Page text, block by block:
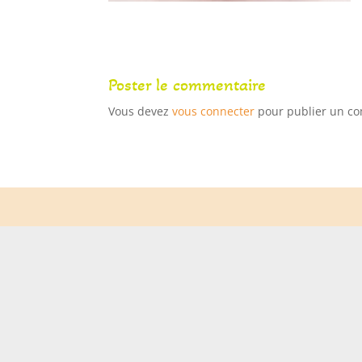
Poster le commentaire
Vous devezvous connecter pour publier un